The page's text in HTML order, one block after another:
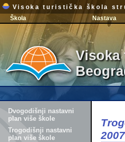
Visoka turistička škola
Škola
Nastava
Dvogodišnji nastavni
plan više škole
Trogodišnji nastavni
plan više škole